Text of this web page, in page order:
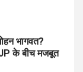
भागवत?
के बीच मजबूत